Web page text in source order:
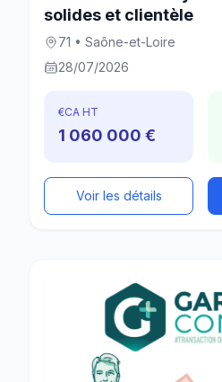
solides et clientèle
71 • Saône-et-Loire
28/07/2026
€CA HT
1 060 000 €
Voir les détails